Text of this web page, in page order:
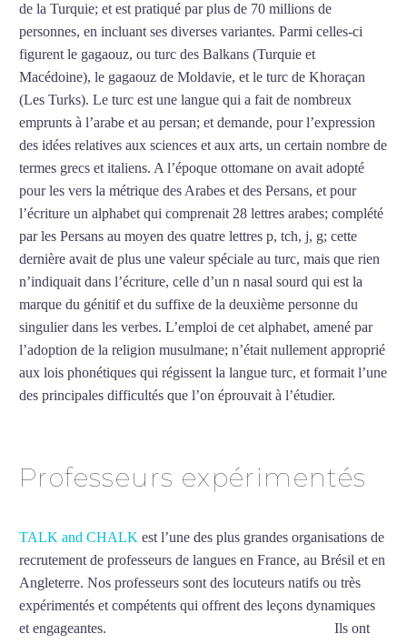
de la Turquie; et est pratiqué par plus de 70 millions de
personnes, en incluant ses diverses variantes. Parmi celles-ci
figurent le gagaouz, ou turc des Balkans (Turquie et
Macédoine), le gagaouz de Moldavie, et le turc de Khoraçan
(Les Turks). Le turc est une langue qui a fait de nombreux
emprunts à l’arabe et au persan; et demande, pour l’expression
des idées relatives aux sciences et aux arts, un certain nombre de
termes grecs et italiens. A l’époque ottomane on avait adopté
pour les vers la métrique des Arabes et des Persans, et pour
l’écriture un alphabet qui comprenait 28 lettres arabes; complété
par les Persans au moyen des quatre lettres p, tch, j, g; cette
dernière avait de plus une valeur spéciale au turc, mais que rien
n’indiquait dans l’écriture, celle d’un n nasal sourd qui est la
marque du génitif et du suffixe de la deuxième personne du
singulier dans les verbes. L’emploi de cet alphabet, amené par
l’adoption de la religion musulmane; n’était nullement approprié
aux lois phonétiques qui régissent la langue turc, et formait l’une
des principales difficultés que l’on éprouvait à l’étudier.
Professeurs expérimentés
TALK and CHALK est l’une des plus grandes organisations de
recrutement de professeurs de langues en France, au Brésil et en
Angleterre. Nos professeurs sont des locuteurs natifs ou très
expérimentés et compétents qui offrent des leçons dynamiques
et engageantes.
Ils ont